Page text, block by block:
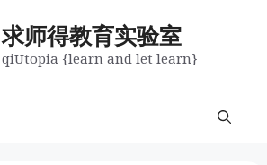
求师得教育实验室
qiUtopia {learn and let learn}